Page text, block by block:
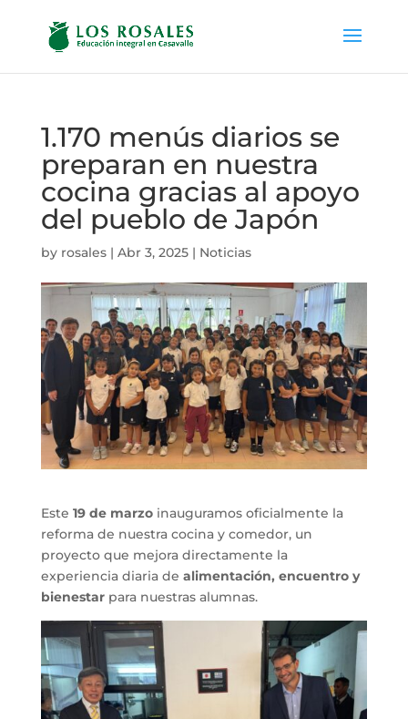
1.170 menús diarios se
preparan en nuestra
cocina gracias al apoyo
del pueblo de Japón
by rosales| Abr 3, 2025| Noticias
Este 19 de marzoinauguramos oficialmente la
reforma de nuestra cocina y comedor, un
proyecto que mejora directamente la
experiencia diaria de alimentación, encuentro y
bienestarpara nuestras alumnas.